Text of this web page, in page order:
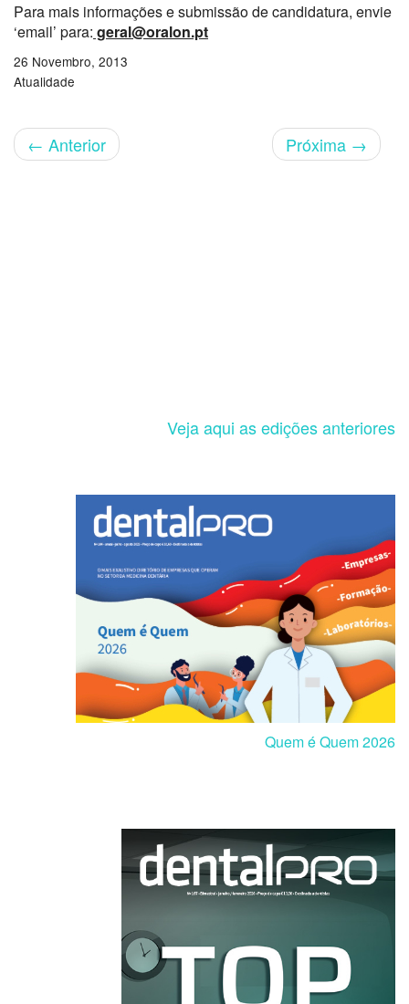
Para mais informações e submissão de candidatura, envie
‘email’ para: geral@oralon.pt
26 Novembro, 2013
Atualidade
← Anterior Próxima →
Veja aqui as edições anteriores
Quem é Quem 2026